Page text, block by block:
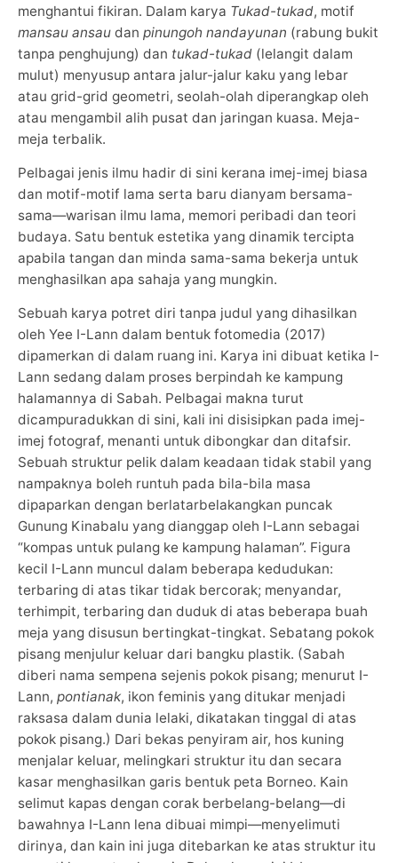
menghantui fikiran. Dalam karya Tukad-tukad, motif
mansau ansau dan pinungoh nandayunan (rabung bukit
tanpa penghujung) dan tukad-tukad (lelangit dalam
mulut) menyusup antara jalur-jalur kaku yang lebar
atau grid-grid geometri, seolah-olah diperangkap oleh
atau mengambil alih pusat dan jaringan kuasa. Meja-
meja terbalik.
Pelbagai jenis ilmu hadir di sini kerana imej-imej biasa
dan motif-motif lama serta baru dianyam bersama-
sama—warisan ilmu lama, memori peribadi dan teori
budaya. Satu bentuk estetika yang dinamik tercipta
apabila tangan dan minda sama-sama bekerja untuk
menghasilkan apa sahaja yang mungkin.
Sebuah karya potret diri tanpa judul yang dihasilkan
oleh Yee I-Lann dalam bentuk fotomedia (2017)
dipamerkan di dalam ruang ini. Karya ini dibuat ketika I-
Lann sedang dalam proses berpindah ke kampung
halamannya di Sabah. Pelbagai makna turut
dicampuradukkan di sini, kali ini disisipkan pada imej-
imej fotograf, menanti untuk dibongkar dan ditafsir.
Sebuah struktur pelik dalam keadaan tidak stabil yang
nampaknya boleh runtuh pada bila-bila masa
dipaparkan dengan berlatarbelakangkan puncak
Gunung Kinabalu yang dianggap oleh I-Lann sebagai
“kompas untuk pulang ke kampung halaman”. Figura
kecil I-Lann muncul dalam beberapa kedudukan:
terbaring di atas tikar tidak bercorak; menyandar,
terhimpit, terbaring dan duduk di atas beberapa buah
meja yang disusun bertingkat-tingkat. Sebatang pokok
pisang menjulur keluar dari bangku plastik. (Sabah
diberi nama sempena sejenis pokok pisang; menurut I-
Lann, pontianak, ikon feminis yang ditukar menjadi
raksasa dalam dunia lelaki, dikatakan tinggal di atas
pokok pisang.) Dari bekas penyiram air, hos kuning
menjalar keluar, melingkari struktur itu dan secara
kasar menghasilkan garis bentuk peta Borneo. Kain
selimut kapas dengan corak berbelang-belang—di
bawahnya I-Lann lena dibuai mimpi—menyelimuti
dirinya, dan kain ini juga ditebarkan ke atas struktur itu